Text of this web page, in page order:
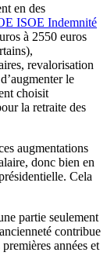
en des
ISOE Indemnité
à 2550 euros
revalorisation
le
choisit
la retraite des
augmentations
donc bien en
Cela
partie seulement
contribue
années et